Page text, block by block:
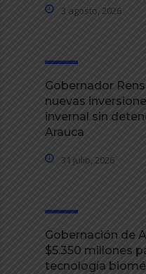
3 agosto, 2026
Gobernador
nuevas
invernal sin
Arauca
31 julio, 2026
Gobernación de
$5.350 millones
tecnología